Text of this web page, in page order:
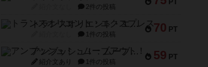
PT
2件の投稿
70 PT
トランスオリエント・エクスプレス
1件の投稿
59 PT
アンブッシュ！：ムーブアウト！
紹介文あり 1件の投稿